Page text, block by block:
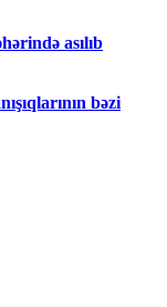
asılıb
bəzi